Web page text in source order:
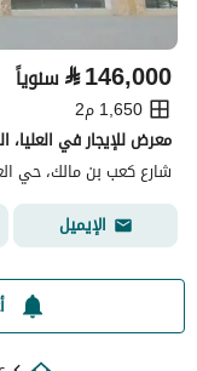
⃁146,000 سنوياً
1,650 م2
معرض للإيجار في العليا،
شارع كعب بن مالك، حي
الإيميل